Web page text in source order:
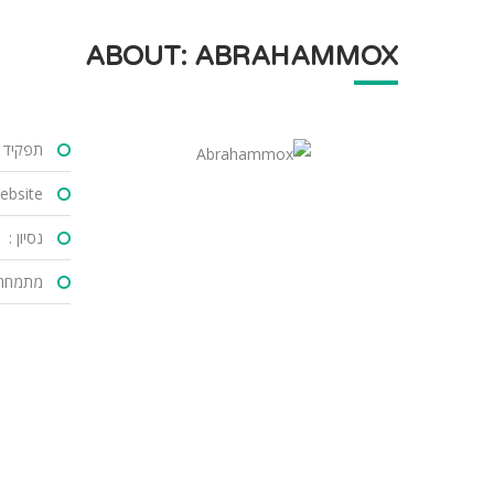
ABOUT: ABRAHAMMOX
תפקיד
:
נסיון :